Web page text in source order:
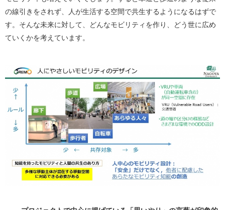
の線引きをされず、人が生活する空間で共生するようになるはずで
す。そんな未来に対して、どんなモビリティを作り、どう世に広め
ていくかを考えています。